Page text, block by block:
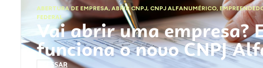
ABERTURA DE EMPRESA,ABRIR CNPJ, CNPJ ALFANUMÉRICO,
FEDERAL
Vai abrir uma empresa?
funciona o novo CNPJ
ACESSAR